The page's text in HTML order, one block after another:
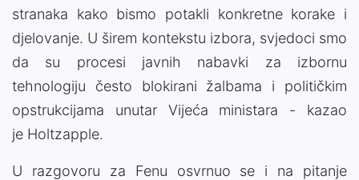
stranaka kako bismo potakli konkretne korake i
djelovanje. U širem kontekstu izbora, svjedoci smo
da su procesi javnih nabavki za izbornu
tehnologiju često blokirani žalbama i političkim
opstrukcijama unutar Vijeća ministara - kazao
je Holtzapple.
U razgovoru za Fenu osvrnuo se i na pitanje